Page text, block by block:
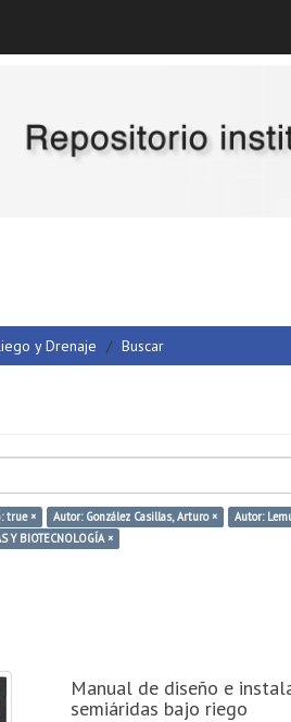
y Drenaje Buscar
true × Autor: González Casillas, Arturo × Autor:
Y BIOTECNOLOGÍA ×
Manual de diseño e
semiáridas bajo riego